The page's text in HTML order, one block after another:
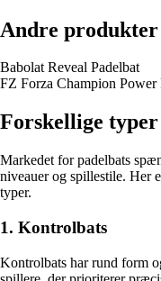
Andre produkter
Babolat Reveal Padelbat
FZ Forza Champion Power
Forskellige
Markedet for padelbats
niveauer og spillestile. Her
typer.
1. Kontrolbats
Kontrolbats har rund form